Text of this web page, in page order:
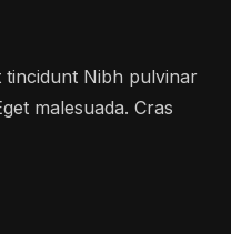
tincidunt Nibh pulvinar
malesuada. Cras